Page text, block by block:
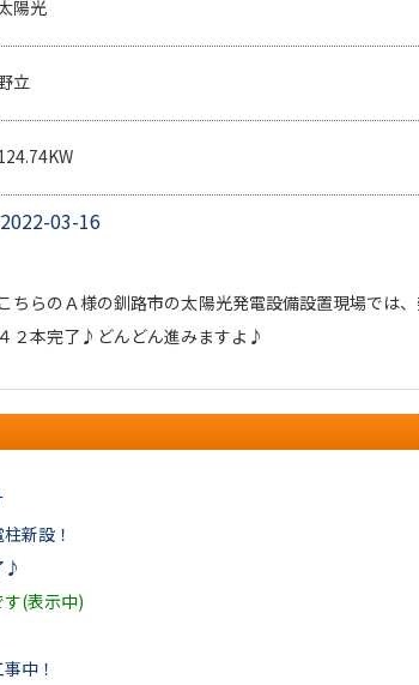
陽光
立
2022-03-16
こちらのＡ様の釧路市の太陽光発電設備設置現場で
４２本完了♪どんどん進みますよ♪
新設！
♪
す(表示中)
中！